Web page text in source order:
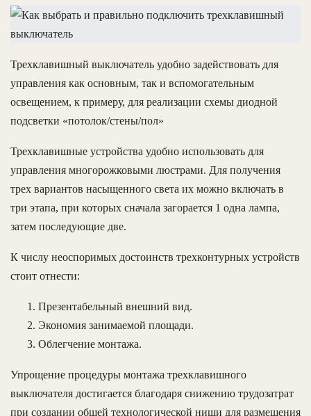
Трехклавишный выключатель удобно задействовать для
управления как основным, так и вспомогательным
освещением, к примеру, для реализации схемы диодной
подсветки «потолок/стены/пол»
Трехклавишные устройства удобно использовать для
управления многорожковыми люстрами. Для получения
трех вариантов насыщенного света их можно включать в
три этапа, при которых сначала загорается 1 одна лампа,
затем последующие две.
К числу неоспоримых достоинств трехконтурных устройств
стоит отнести:
Презентабельный внешний вид.
Экономия занимаемой площади.
Облегчение монтажа.
Упрощение процедуры монтажа трехклавишного
выключателя достигается благодаря снижению трудозатрат
при создании общей технологической ниши для размещения